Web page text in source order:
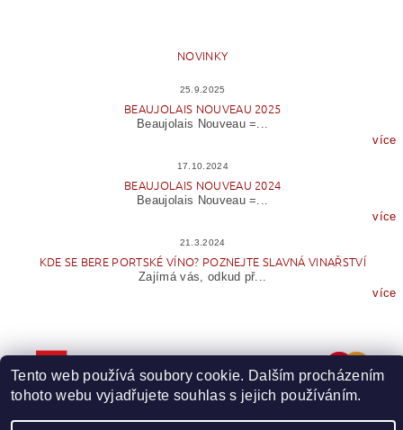
NOVINKY
25.9.2025
BEAUJOLAIS NOUVEAU 2025
Beaujolais Nouveau =...
více
17.10.2024
BEAUJOLAIS NOUVEAU 2024
Beaujolais Nouveau =...
více
21.3.2024
KDE SE BERE PORTSKÉ VÍNO? POZNEJTE SLAVNÁ VINAŘSTVÍ
Zajímá vás, odkud př...
více
Tento web používá soubory cookie. Dalším procházením
tohoto webu vyjadřujete souhlas s jejich používáním.